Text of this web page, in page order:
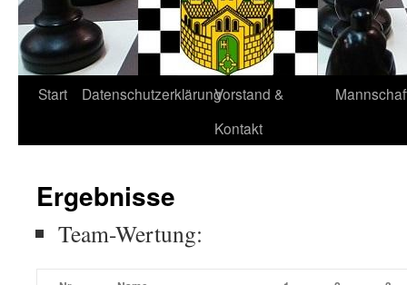
Start DatenschutzerklärungVorstand &
Kontakt
Ergebnisse
Team-Wertung: